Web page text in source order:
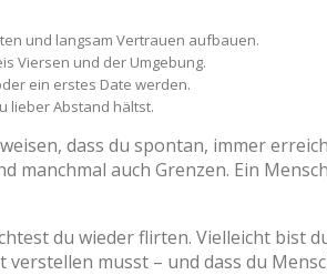
und langsam Vertrauen aufbauen.
Viersen und der Umgebung.
ein erstes Date werden.
lieber Abstand hältst.
dass du spontan, immer
auch Grenzen. Ein
du wieder flirten. Vielleicht bist
musst – und dass du